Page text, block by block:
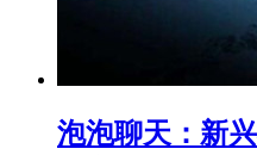
泡泡聊天：新